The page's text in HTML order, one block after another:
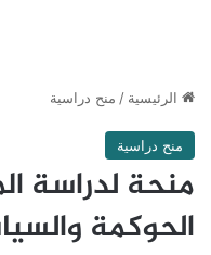
الرئيسية / منح دراسية
منح دراسية
منحة لدراسة
الحوكمة